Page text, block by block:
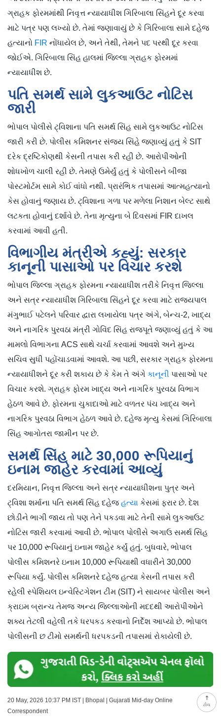
ટોચ
ગ્રાહક ફોરમમાંથી નિવૃત્ત ન્યાયાધીશ ગિરિબાલા સિંહને દૂર કરવા
માટે પત્ર પણ લખ્યો છે. તેમાં જણાવાયું છે કે ગિરિબાલા સામે દહેજ
હત્યાનો FIR નોંધાયેલ છે, અને તેથી, તેમને પદ પરથી દૂર કરવા
જોઈએ. ગિરિબાલા સિંહ હાલમાં જિલ્લા ગ્રાહક ફોરમમાં
ન્યાયાધીશ છે.
પતિ સમર્થ સામે લુકઆઉટ નોટિસ
જારી
ભોપાલ પોલીસે ટ્વિશાના પતિ સમર્થ સિંહ સામે લુકઆઉટ નોટિસ
જારી કરી છે. પોલીસ કમિશનર સંજય સિંહે જણાવ્યું હતું કે SIT
દરેક દ્રષ્ટિકોણથી કેસની તપાસ કરી રહી છે. આરોપીઓની
શોધખોળ ચાલી રહી છે. તેમણે ઉમેર્યું હતું કે પોલીસને બીજા
પોસ્ટમોર્ટમ સામે કોઈ વાંધો નથી. પ્રારંભિક તપાસમાં આત્મહત્યાનો
કેસ હોવાનું જણાય છે. ટ્વિશાના ગળા પર મળેલા નિશાન બેલ્ટ સાથે
લટકતા હોવાનું દર્શાવે છે. તેના મૃત્યુના બે દિવસમાં FIR દાખલ
કરવામાં આવી હતી.
વિભાગીય મંત્રીએ કહ્યું: સરકાર
કાનૂની પાસાઓ પર વિચાર કરશે
ભોપાલ જિલ્લા ગ્રાહક ફોરમના ન્યાયાધીશ તરીકે નિવૃત્ત જિલ્લા
અને સત્ર ન્યાયાધીશ ગિરિબાલા સિંહને દૂર કરવા માટે રાજ્યપાલ
મંગુભાઈ પટેલને પરિવાર દ્વારા લખાયેલા પત્ર અંગે, બેન્ચ-2, ખાદ્ય
અને નાગરિક પુરવઠા મંત્રી ગોવિંદ સિંહ રાજપૂતે જણાવ્યું હતું કે આ
મામલો વિભાગના ACS સાથે ચર્ચા કરવામાં આવશે અને મુખ્ય
સચિવ સુધી પહોંચાડવામાં આવશે. આ પછી, સરકાર ગ્રાહક ફોરમના
ન્યાયાધીશને દૂર કરી શકાય છે કે કેમ તે અંગે કાનૂની પાસાઓ પર
વિચાર કરશે. ગ્રાહક ફોરમ ખાદ્ય અને નાગરિક પુરવઠા વિભાગ
હેઠળ આવે છે. ફોરમના ચુકાદાઓ માટે વળતર પંચ ખાદ્ય અને
નાગરિક પુરવઠા વિભાગ હેઠળ આવે છે. દહેજ મૃત્યુ કેસમાં ગિરિબાલા
સિંહ આગોતરા જામીન પર છે.
સમર્થ સિંહ માટે 30,000 રૂપિયાનું
ઇનામ જાહેર કરવામાં આવ્યું
દરમિયાન, નિવૃત્ત જિલ્લા અને સત્ર ન્યાયાધીશના પુત્ર અને
ટ્વિશા શર્માના પતિ સમર્થ સિંહ દહેજ હત્યા કેસમાં ફરાર છે. દેશ
છોડીને ભાગી જાય તો પણ તેને પકડવા માટે તેની સામે લુકઆઉટ
નોટિસ જારી કરવામાં આવી છે. ભોપાલ પોલીસે અગાઉ સમર્થ સિંહ
પર 10,000 રૂપિયાનું ઇનામ જાહેર કર્યું હતું. બુધવારે, ભોપાલ
પોલીસ કમિશનરે ઇનામ 10,000 રૂપિયાથી વધારીને 30,000
રૂપિયા કર્યું. પોલીસ કમિશનરે દહેજ હત્યા કેસની તપાસ કરી
રહેલી સ્પેશિયલ ઇન્વેસ્ટિગેશન ટીમ (SIT) ને સાયબર પોલીસ અને
ક્રાઇમ બ્રાન્ચ તેમજ અન્ય જિલ્લાઓની મદદથી આરોપીઓને
શક્ય તેટલી વહેલી તકે ધરપકડ કરવાનો નિર્દેશ આપ્યો છે. ભોપાલ
પોલીસની છ ટીમો સમર્થની ધરપકડની તપાસમાં રોકાયેલી છે.
20 May, 2026 10:37 PM IST | Bhopal | Gujarati Mid-day Online
Correspondent